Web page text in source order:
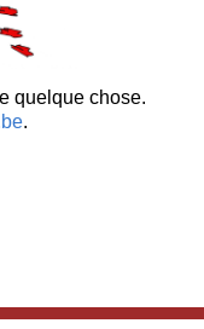
quelque chose.
.